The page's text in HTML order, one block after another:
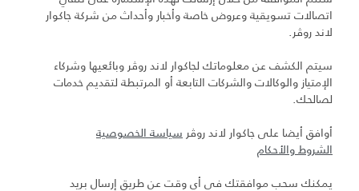
اتصالات تسويقية وعروض خاصة وأخبار وأحداث من شركة جاكوار
لاند روڤر.
سيتم الكشف عن معلوماتك لجاكوار لاند روڤر وبائعيها وشركاء
الإمتياز والوكالات والشركات التابعة أو المرتبطة لتقديم خدمات
لصالحك.
أوافق أيضا على جاكوار لاند روڤر سياسة الخصوصية
الشروط والأحكام
يمكنك سحب موافقتك في أي وقت عن طريق إرسال بريد